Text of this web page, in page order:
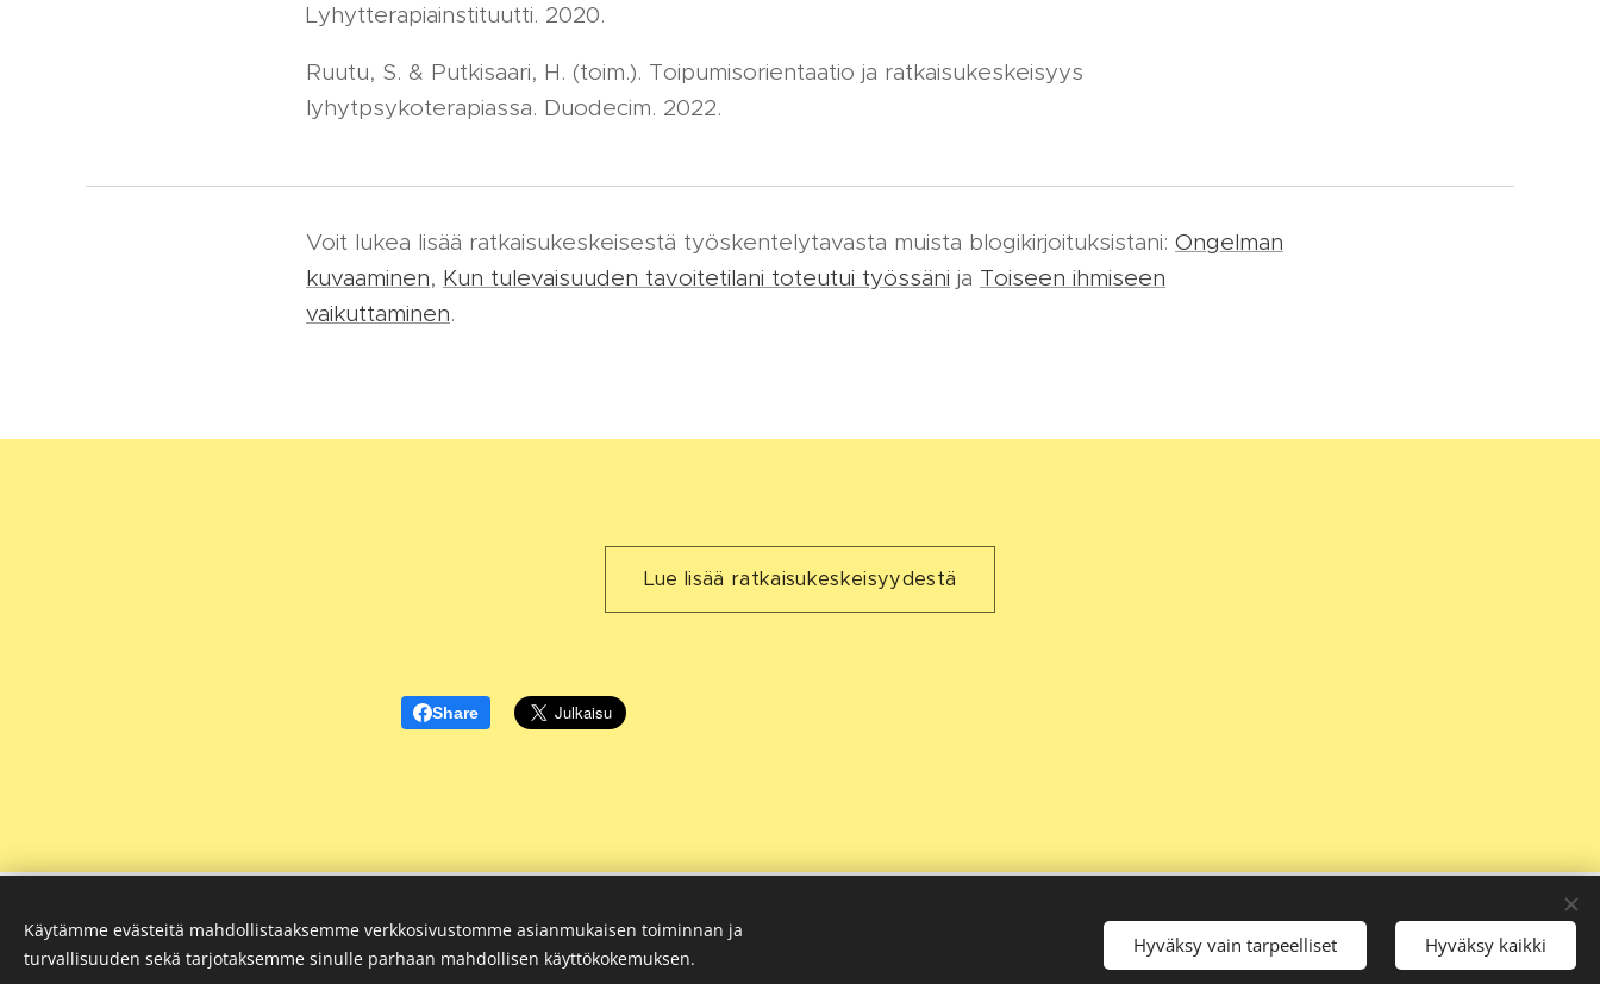
Lyhytterapiainstituutti. 2020.
Ruutu, S. & Putkisaari, H. (toim.). Toipumisorientaatio ja ratkaisukeskeisyys
lyhytpsykoterapiassa. Duodecim. 2022.
Voit lukea lisää ratkaisukeskeisestä työskentelytavasta muista blogikirjoituksistani: Ongelman
kuvaaminen, Kun tulevaisuuden tavoitetilani toteutui työssäni ja Toiseen ihmiseen
vaikuttaminen.
Lue lisää ratkaisukeskeisyydestä
Share
©2026 Työnohjaus&Coaching Katja Kiiski. Kaikki oikeudet pidätetään
+358 50 4142005,katja@katjakiiski.com Evästeet
Käytämme evästeitä mahdollistaaksemme verkkosivustomme asianmukaisen toiminnan ja
turvallisuuden sekä tarjotaksemme sinulle parhaan mahdollisen käyttökokemuksen.
Hyväksy vain tarpeelliset Hyväksy kaikki